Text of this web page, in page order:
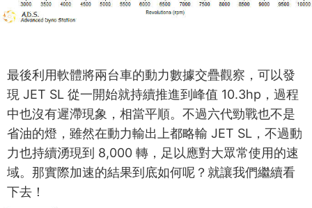
最後利用軟體將兩台車的動力數據交疊觀察，可以發
現 JET SL 從一開始就持續推進到峰值 10.3hp，過程
中也沒有遲滯現象，相當平順。不過六代勁戰也不是
省油的燈，雖然在動力輸出上都略輸 JET SL，不過動
力也持續湧現到 8,000 轉，足以應對大眾常使用的速
域。那實際加速的結果到底如何呢？就讓我們繼續看
下去！